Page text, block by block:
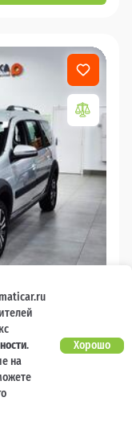
10 000 баллов
.
на
Хорошо